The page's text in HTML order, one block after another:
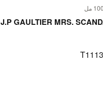
J.P GAULTIER MRS.